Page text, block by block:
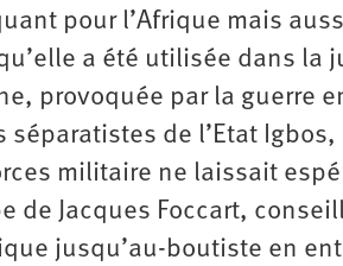
pour l’Afrique mais
a été utilisée dans la
provoquée par la guerre
séparatistes de l’Etat
militaire ne laissait
de Jacques Foccart,
jusqu’au-boutiste en